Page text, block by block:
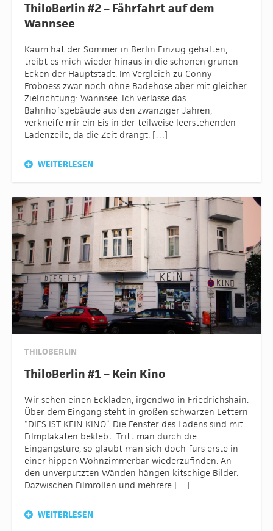
ThiloBerlin #2 – Fährfahrt auf dem
Wannsee
Kaum hat der Sommer in Berlin Einzug gehalten,
treibt es mich wieder hinaus in die schönen grünen
Ecken der Hauptstadt. Im Vergleich zu Conny
Froboess zwar noch ohne Badehose aber mit gleicher
Zielrichtung: Wannsee. Ich verlasse das
Bahnhofsgebäude aus den zwanziger Jahren,
verkneife mir ein Eis in der teilweise leerstehenden
Ladenzeile, da die Zeit drängt. […]
WEITERLESEN
THILOBERLIN
ThiloBerlin #1 – Kein Kino
Wir sehen einen Eckladen, irgendwo in Friedrichshain.
Über dem Eingang steht in großen schwarzen Lettern
“DIES IST KEIN KINO”. Die Fenster des Ladens sind mit
Filmplakaten beklebt. Tritt man durch die
Eingangstüre, so glaubt man sich doch fürs erste in
einer hippen Wohnzimmerbar wiederzufinden. An
den unverputzten Wänden hängen kitschige Bilder.
Dazwischen Filmrollen und mehrere […]
WEITERLESEN